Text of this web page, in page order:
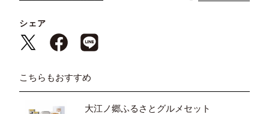
シェア
こちらもおすすめ
大江ノ郷ふるさとグルメセット